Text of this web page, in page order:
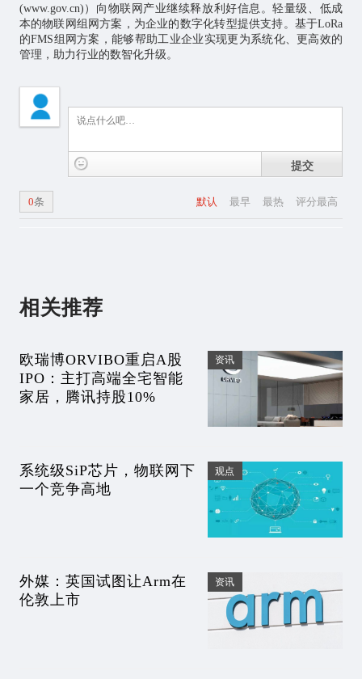
(www.gov.cn) ）向物联网产业继续释放利好信息。轻量级、低成
本的物联网组网方案，为企业的数字化转型提供支持。基于LoRa
的FMS组网方案，能够帮助工业企业实现更为系统化、更高效的
管理，助力行业的数智化升级。
提交
默认 最早 最热 评分最高
0条
相关推荐
欧瑞博ORVIBO重启A股
IPO：主打高端全宅智能
家居，腾讯持股10%
资讯
系统级SiP芯片，物联网下
一个竞争高地
观点
外媒：英国试图让Arm在
伦敦上市
资讯